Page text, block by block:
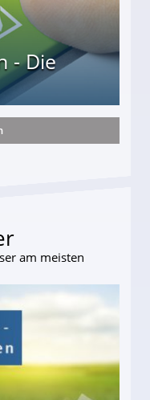
- Die
am meisten